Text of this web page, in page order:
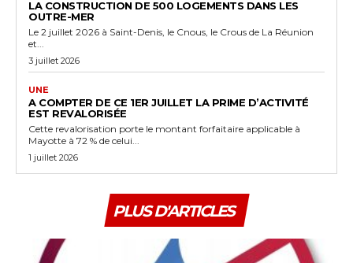
LA CONSTRUCTION DE 500 LOGEMENTS DANS LES
OUTRE-MER
Le 2 juillet 2026 à Saint-Denis, le Cnous, le Crous de La Réunion
et...
3 juillet 2026
UNE
A COMPTER DE CE 1ER JUILLET LA PRIME D’ACTIVITÉ
EST REVALORISÉE
Cette revalorisation porte le montant forfaitaire applicable à
Mayotte à 72 % de celui...
1 juillet 2026
PLUS D'ARTICLES